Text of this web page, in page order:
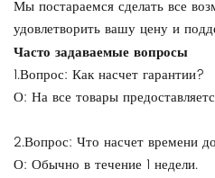
Мы постараемся сделать все
удовлетворить вашу цену и
Часто задаваемые вопросы
1.Вопрос: Как насчет гарантии?
О: На все товары
2.Вопрос: Что насчет времени
О: Обычно в течение 1 недели.